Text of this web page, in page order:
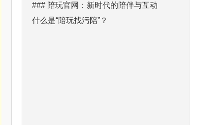
### 陪玩官网：新时代的陪伴与互动
什么是“陪玩找污陪”？